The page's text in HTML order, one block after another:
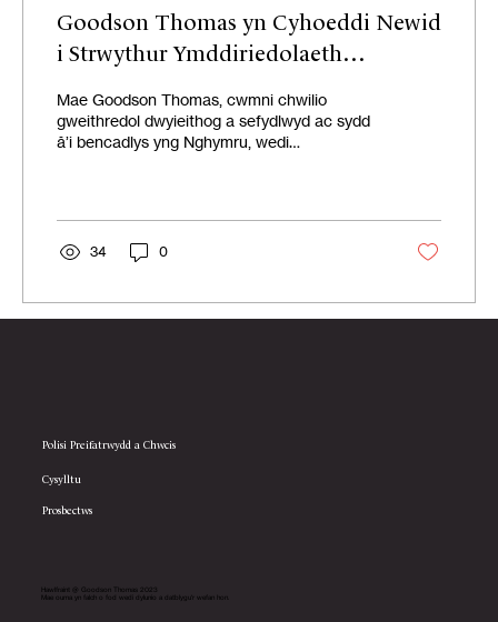
Goodson Thomas yn Cyhoeddi Newid
i Strwythur Ymddiriedolaeth
Mae Goodson Thomas, cwmni chwilio
gweithredol dwyieithog a sefydlwyd ac sydd
â’i bencadlys yng Nghymru, wedi
34 0
Hawlfraint @ Goodson Thomas 2023
Mae ouma yn falch o fod wedi dylunio a datblygu'r wefan hon.
Polisi Preifatrwydd a Chwcis
Cysylltu
Prosbectws